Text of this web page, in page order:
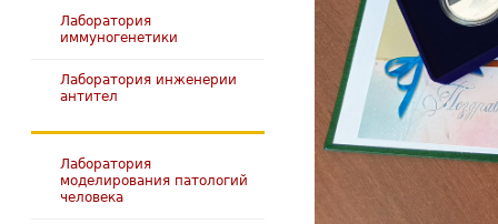
Лаборатория
иммуногенетики
Лаборатория инженерии
антител
Лаборатория
моделирования патологий
человека